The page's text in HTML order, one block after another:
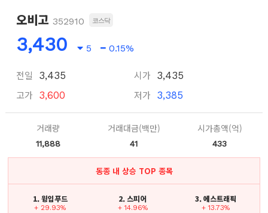
오비고 352910 코스닥
3,430 5 0.15%
전일 3,435
고가 3,600
시가 3,435
저가 3,385
거래량
11,888
거래대금(백만)
41
시가총액(억)
433
동종 내 상승 TOP 종목
1. 윙입푸드
+ 29.93%
2. 스피어
+ 14.96%
3. 에스트래픽
+ 13.73%